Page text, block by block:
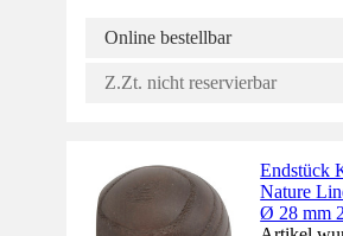
Online bestellbar
Z.Zt. nicht reservierbar
Endstück
Nature
Ø 28 mm